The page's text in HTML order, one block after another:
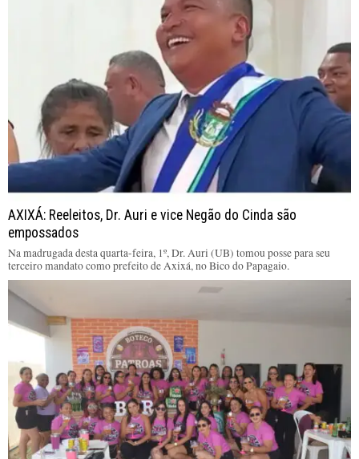
AXIXÁ: Reeleitos, Dr. Auri e vice Negão do Cinda são
empossados
Na madrugada desta quarta-feira, 1º, Dr. Auri (UB) tomou posse para seu
terceiro mandato como prefeito de Axixá, no Bico do Papagaio.